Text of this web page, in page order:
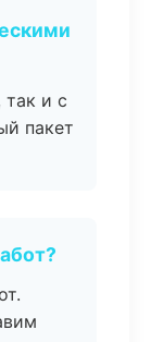
и с
пакет